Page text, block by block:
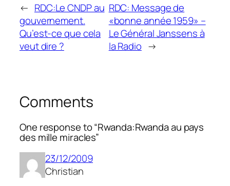
← RDC:Le CNDP au
gouvernement.
Qu’est-ce que cela
veut dire ?
RDC: Message de
«bonne année 1959» –
Le Général Janssens à
la Radio →
Comments
One response to “Rwanda:Rwanda au pays
des mille miracles”
23/12/2009
Christian